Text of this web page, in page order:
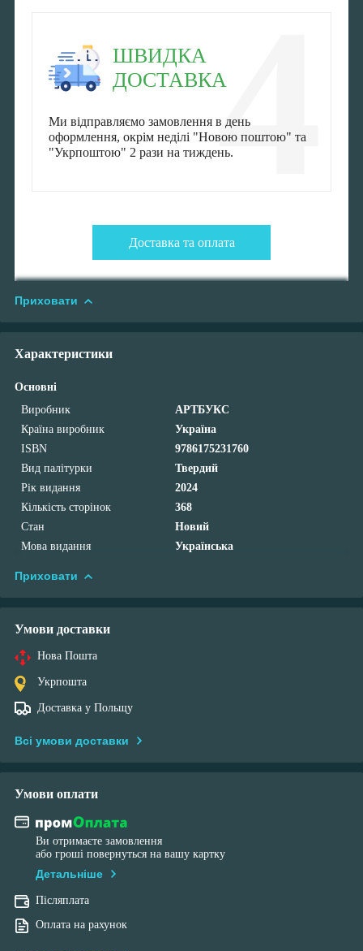
4
ШВИДКА
ДОСТАВКА
Ми відправляємо замовлення в день
оформлення, окрім неділі "Новою поштою" та
"Укрпоштою" 2 рази на тиждень.
Доставка та оплата
Приховати
Характеристики
Основні
Виробник
АРТБУКС
Країна виробник
Україна
ISBN
9786175231760
Вид палітурки
Твердий
Рік видання
2024
Кількість сторінок
368
Стан
Новий
Мова видання
Українська
Приховати
Умови доставки
Нова Пошта
Укрпошта
Доставка у Польщу
Всі умови доставки
Умови оплати
Ви отримаєте замовлення
або гроші повернуться на вашу картку
Детальніше
Післяплата
Оплата на рахунок